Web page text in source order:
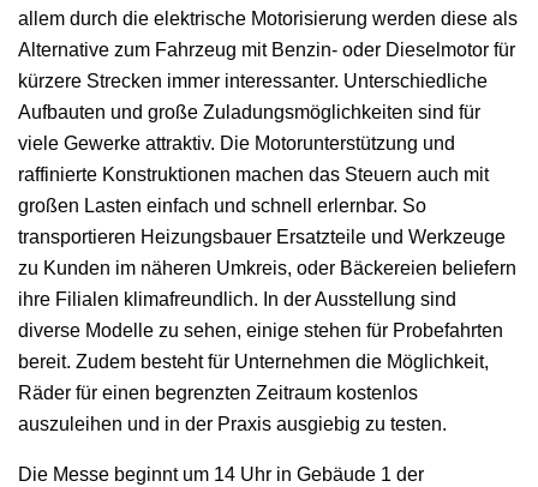
allem durch die elektrische Motorisierung werden diese als
Alternative zum Fahrzeug mit Benzin- oder Dieselmotor für
kürzere Strecken immer interessanter. Unterschiedliche
Aufbauten und große Zuladungsmöglichkeiten sind für
viele Gewerke attraktiv. Die Motorunterstützung und
raffinierte Konstruktionen machen das Steuern auch mit
großen Lasten einfach und schnell erlernbar. So
transportieren Heizungsbauer Ersatzteile und Werkzeuge
zu Kunden im näheren Umkreis, oder Bäckereien beliefern
ihre Filialen klimafreundlich. In der Ausstellung sind
diverse Modelle zu sehen, einige stehen für Probefahrten
bereit. Zudem besteht für Unternehmen die Möglichkeit,
Räder für einen begrenzten Zeitraum kostenlos
auszuleihen und in der Praxis ausgiebig zu testen.
Die Messe beginnt um 14 Uhr in Gebäude 1 der